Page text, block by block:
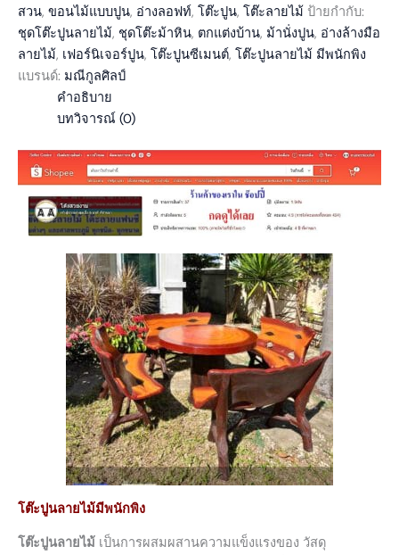
สวน, ขอนไม้แบบปูน, อ่างลอฟท์, โต๊ะปูน, โต๊ะลายไม้ ป้ายกำกับ:
ชุดโต๊ะปูนลายไม้, ชุดโต๊ะม้าหิน, ตกแต่งบ้าน, ม้านั่งปูน, อ่างล้างมือ
ลายไม้, เฟอร์นิเจอร์ปูน, โต๊ะปูนซีเมนต์, โต๊ะปูนลายไม้ มีพนักพิง
แบรนด์: มณีกูลศิลป์
คำอธิบาย
บทวิจารณ์ (0)
โต๊ะปูนลายไม้มีพนักพิง
โต๊ะปูนลายไม้ เป็นการผสมผสานความแข็งแรงของ วัสดุ